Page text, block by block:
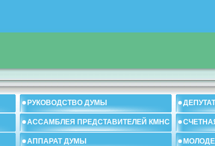
РУКОВОДСТВО ДУМЫ
АССАМБЛЕЯ ПРЕДСТАВИТЕЛЕЙ КМНС
АППАРАТ ДУМЫ